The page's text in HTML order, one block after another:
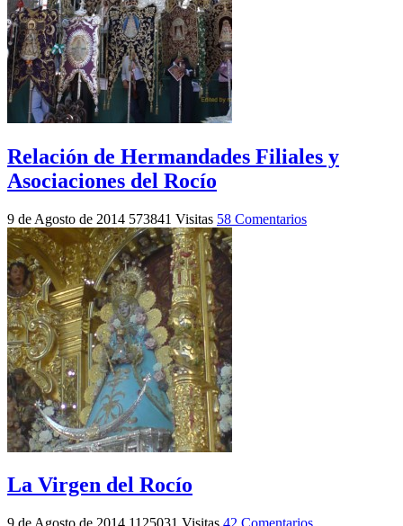
Relación de Hermandades Filiales y
Asociaciones del Rocío
9 de Agosto de 2014 573841 Visitas 58 Comentarios
La Virgen del Rocío